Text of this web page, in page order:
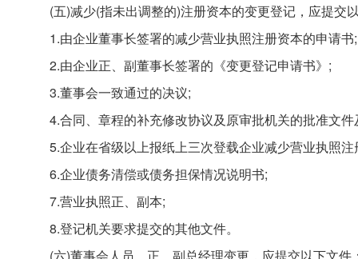
(五)减少(指未出调整的)注册资本的变更登记，应提交
1.由企业董事长签署的减少营业执照注册资本的申请书;
2.由企业正、副董事长签署的《变更登记申请书》;
3.董事会一致通过的决议;
4.合同、章程的补充修改协议及原审批机关的批准文
5.企业在省级以上报纸上三次登载企业减少营业执照
6.企业债务清偿或债务担保情况说明书;
7.营业执照正、副本;
8.登记机关要求提交的其他文件。